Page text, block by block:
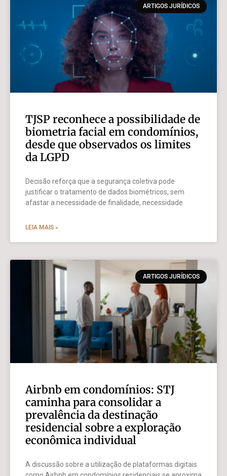
ARTIGOS JURÍDICOS
TJSP reconhece a possibilidade de
biometria facial em condomínios,
desde que observados os limites
da LGPD
Decisão reforça que a segurança coletiva pode
justificar o tratamento de dados biométricos, sem
afastar a necessidade de finalidade, necessidade
LEIA MAIS »
ARTIGOS JURÍDICOS
Airbnb em condomínios: STJ
caminha para consolidar a
prevalência da destinação
residencial sobre a exploração
econômica individual
A discussão sobre a utilização de plataformas digitais